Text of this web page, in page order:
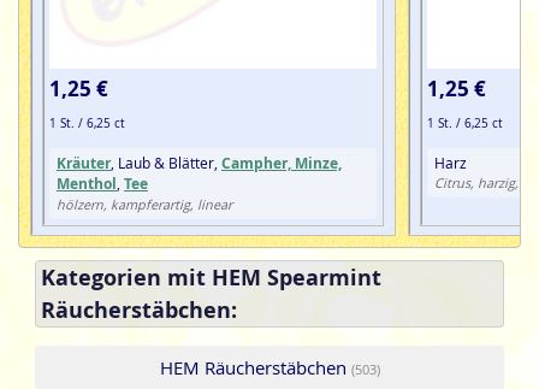
1,25 €
1 St. / 6,25 ct
Kräuter, Laub & Blätter, Campher, Minze,
Menthol Tee
hölzern, kampferartig, linear
1,25 €
1 St. / 6,25 ct
Harz
Citrus, harzig,
Kategorien mit HEM Spearmint
Räucherstäbchen:
HEM Räucherstäbchen (503)